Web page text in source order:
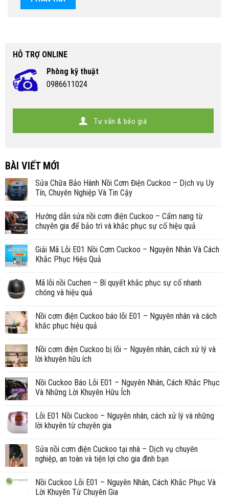
HỖ TRỢ ONLINE
Phòng kỹ thuật
0986611024
Tư vấn & báo giá
BÀI VIẾT MỚI
Sửa Chữa Bảo Hành Nồi Cơm Điện Cuckoo – Dịch vụ Uy
Tín, Chuyên Nghiệp Và Tin Cậy
Hướng dẫn sửa nồi cơm điện Cuckoo – Cẩm nang từ
chuyên gia để bảo trì và khắc phục sự cố hiệu quả
Giải Mã Lỗi E01 Nồi Cơm Cuckoo – Nguyên Nhân Và Cách
Khắc Phục Hiệu Quả
Mã lỗi nồi Cuchen – Bí quyết khắc phục sự cố nhanh
chóng và hiệu quả
Nồi cơm điện Cuckoo báo lỗi E01 – Nguyên nhân và cách
khắc phục hiệu quả
Nồi cơm điện Cuckoo bị lỗi – Nguyên nhân, cách xử lý và
lời khuyên hữu ích
Nồi Cuckoo Báo Lỗi E01 – Nguyên Nhân, Cách Khắc Phục
Và Những Lời Khuyên Hữu Ích
Lỗi E01 Nồi Cuckoo – Nguyên nhân, cách xử lý và những
lời khuyên từ chuyên gia
Sửa nồi cơm điện Cuckoo tại nhà – Dịch vụ chuyên
nghiệp, an toàn và tiện lợi cho gia đình bạn
Nồi Cuckoo Lỗi E01 – Nguyên Nhân, Cách Khắc Phục Và
Lời Khuyên Từ Chuyên Gia